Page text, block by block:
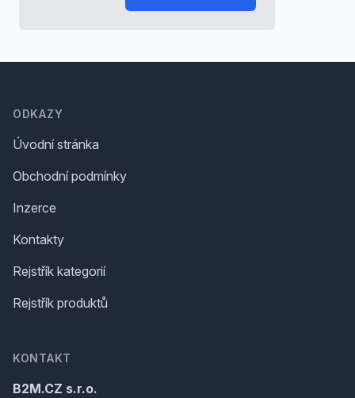
ODKAZY
Úvodní stránka
Obchodní podmínky
Inzerce
Kontakty
Rejstřík kategorií
Rejstřík produktů
KONTAKT
B2M.CZ s.r.o.